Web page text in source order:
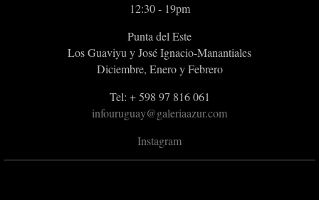
12:30 - 19pm
Punta del Este
Los Guaviyu y José Ignacio-Manantiales
Diciembre, Enero y Febrero
Tel: + 598 97 816 061
infouruguay@galeriaazur.com
Instagram